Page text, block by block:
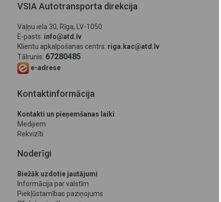
VSIA Autotransporta direkcija
Vaļņu iela 30, Rīga, LV-1050
E-pasts: info@atd.lv
Klientu apkalpošanas centrs: riga.kac@atd.lv
Tālrunis: 67280485
e-adrese
Kontaktinformācija
Kontakti un pieņemšanas laiki
Medijiem
Rekvizīti
Noderīgi
Biežāk uzdotie jautājumi
Informācija par valstīm
Piekļūstamības paziņojums